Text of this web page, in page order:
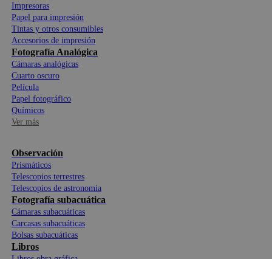
Impresoras
Papel para impresión
Tintas y otros consumibles
Accesorios de impresión
Fotografía Analógica
Cámaras analógicas
Cuarto oscuro
Película
Papel fotográfico
Químicos
Ver más
Observación
Prismáticos
Telescopios terrestres
Telescopios de astronomia
Fotografía subacuática
Cámaras subacuáticas
Carcasas subacuáticas
Bolsas subacuáticas
Libros